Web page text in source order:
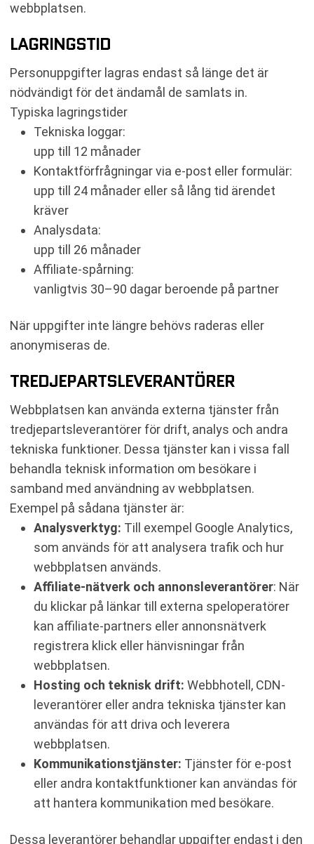
webbplatsen.
LAGRINGSTID
Personuppgifter lagras endast så länge det är
nödvändigt för det ändamål de samlats in.
Typiska lagringstider
Tekniska loggar:
upp till 12 månader
Kontaktförfrågningar via e-post eller formulär:
upp till 24 månader eller så lång tid ärendet
kräver
Analysdata:
upp till 26 månader
Affiliate-spårning:
vanligtvis 30–90 dagar beroende på partner
När uppgifter inte längre behövs raderas eller
anonymiseras de.
TREDJEPARTSLEVERANTÖRER
Webbplatsen kan använda externa tjänster från
tredjepartsleverantörer för drift, analys och andra
tekniska funktioner. Dessa tjänster kan i vissa fall
behandla teknisk information om besökare i
samband med användning av webbplatsen.
Exempel på sådana tjänster är:
Analysverktyg: Till exempel Google Analytics,
som används för att analysera trafik och hur
webbplatsen används.
Affiliate-nätverk och annonsleverantörer: När
du klickar på länkar till externa speloperatörer
kan affiliate-partners eller annonsnätverk
registrera klick eller hänvisningar från
webbplatsen.
Hosting och teknisk drift: Webbhotell, CDN-
leverantörer eller andra tekniska tjänster kan
användas för att driva och leverera
webbplatsen.
Kommunikationstjänster: Tjänster för e-post
eller andra kontaktfunktioner kan användas för
att hantera kommunikation med besökare.
Dessa leverantörer behandlar uppgifter endast i den